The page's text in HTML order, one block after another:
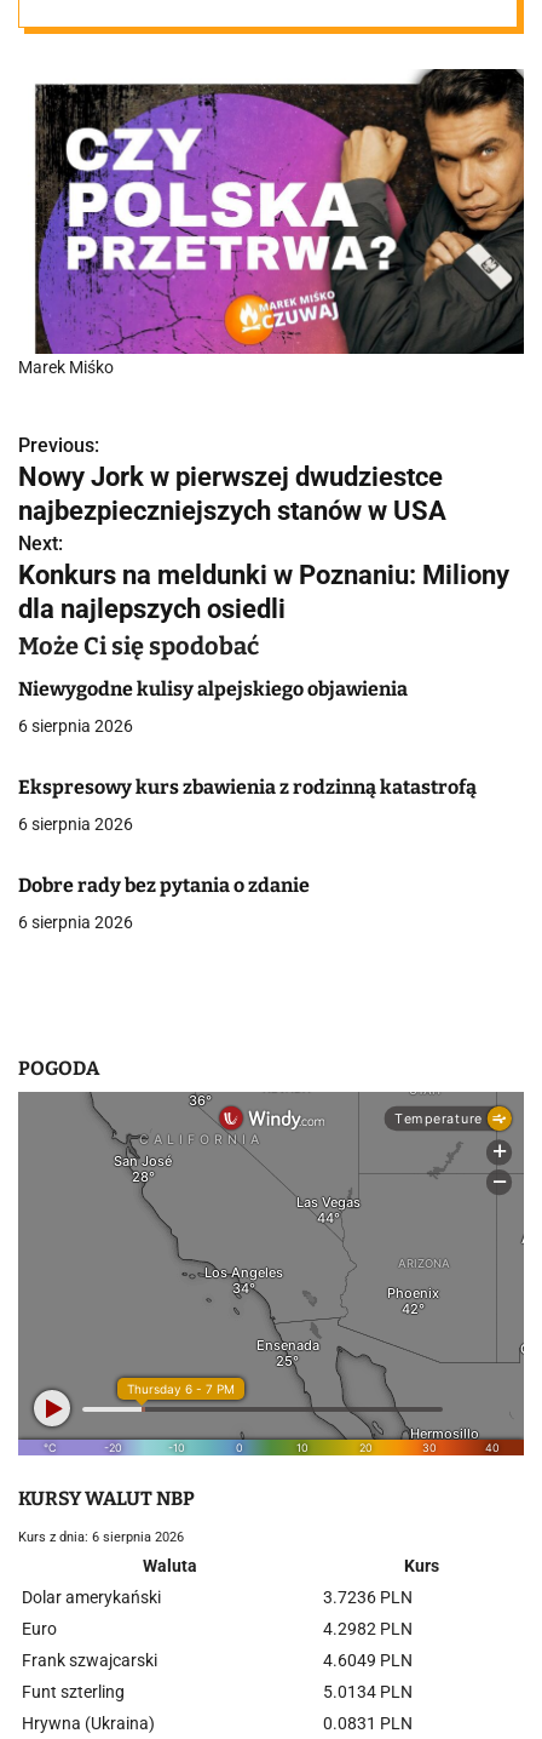
Marek Miśko
N
a
w
i
g
a
c
j
a
p
Previous:
Nowy Jork w pierwszej dwudziestce
najbezpieczniejszych stanów w USA
Next:
Konkurs na meldunki w Poznaniu: Miliony
dla najlepszych osiedli
Może Ci się spodobać
Niewygodne kulisy alpejskiego objawienia
6 sierpnia 2026
Ekspresowy kurs zbawienia z rodzinną katastrofą
6 sierpnia 2026
Dobre rady bez pytania o zdanie
6 sierpnia 2026
POGODA
KURSY WALUT NBP
Kurs z dnia: 6 sierpnia 2026
Waluta
Kurs
Dolar amerykański
3.7236 PLN
Euro
4.2982 PLN
Frank szwajcarski
4.6049 PLN
Funt szterling
5.0134 PLN
Hrywna (Ukraina)
0.0831 PLN